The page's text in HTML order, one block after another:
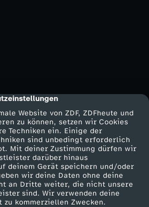
Website von ZDF, ZDFheute und
zu können, setzen wir Cookies
Techniken ein. Einige der
sind unbedingt erforderlich
Mit deiner Zustimmung dürfen wir
darüber hinaus
deinem Gerät speichern und/oder
wir deine Daten ohne deine
an Dritte weiter, die nicht unsere
sind. Wir verwenden deine
zu kommerziellen Zwecken.